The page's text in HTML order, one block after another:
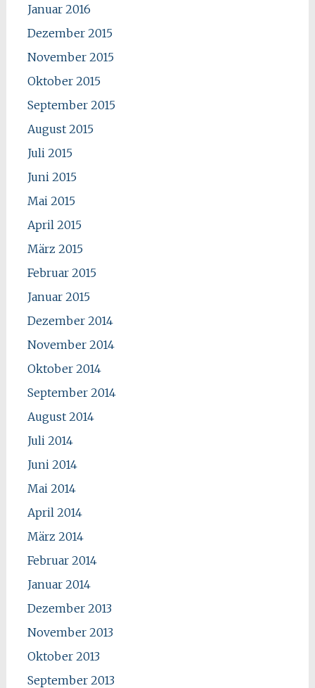
Januar 2016
Dezember 2015
November 2015
Oktober 2015
September 2015
August 2015
Juli 2015
Juni 2015
Mai 2015
April 2015
März 2015
Februar 2015
Januar 2015
Dezember 2014
November 2014
Oktober 2014
September 2014
August 2014
Juli 2014
Juni 2014
Mai 2014
April 2014
März 2014
Februar 2014
Januar 2014
Dezember 2013
November 2013
Oktober 2013
September 2013